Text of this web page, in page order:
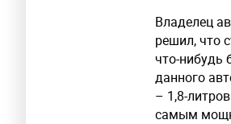
Владелец
решил, что
что-нибудь
данного
– 1,8-
самым